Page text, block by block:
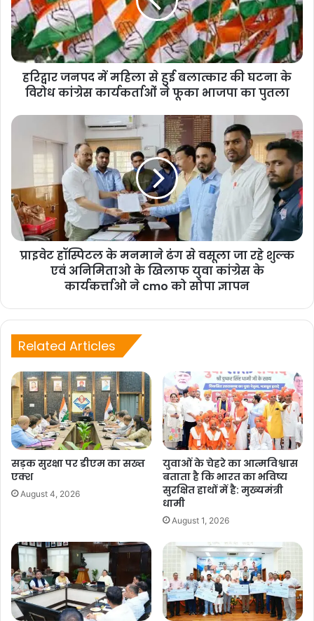
हरिद्वार जनपद में महिला से हुई बलात्कार की घटना के
विरोध कांग्रेस कार्यकर्ताओं ने फूका भाजपा का पुतला
प्राइवेट हॉस्पिटल के मनमाने ढंग से वसूला जा रहे शुल्क
एवं अनिमिताओ के खिलाफ युवा कांग्रेस के
कार्यकर्त्ताओ ने cmo को सोपा ज्ञापन
Related Articles
सड़क सुरक्षा पर डीएम का सख्त
एक्श
August 4, 2026
युवाओं के चेहरे का आत्मविश्वास
बताता है कि भारत का भविष्य
सुरक्षित हाथों में है: मुख्यमंत्री
धामी
August 1, 2026